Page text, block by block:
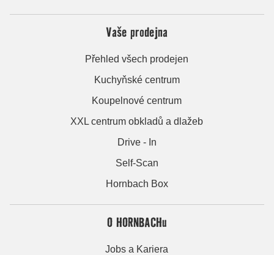
Vaše prodejna
Přehled všech prodejen
Kuchyňské centrum
Koupelnové centrum
XXL centrum obkladů a dlažeb
Drive - In
Self-Scan
Hornbach Box
O HORNBACHu
Jobs a Kariera